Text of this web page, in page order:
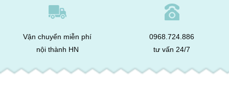
Vận chuyển miễn phí
nội thành HN
0968.724.886
tư vấn 24/7